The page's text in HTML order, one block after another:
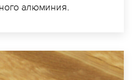
алюминия.